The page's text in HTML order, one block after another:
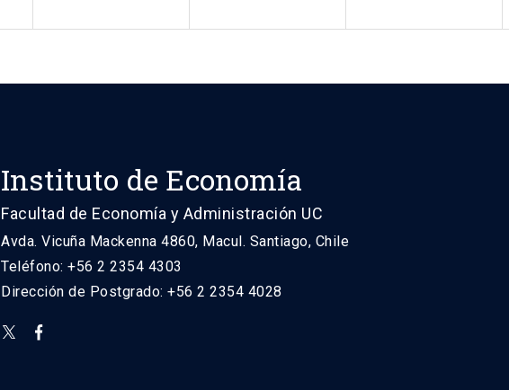
Instituto de Economía
Facultad de Economía y Administración UC
Avda. Vicuña Mackenna 4860, Macul. Santiago, Chile
Teléfono: +56 2 2354 4303
Dirección de Postgrado: +56 2 2354 4028